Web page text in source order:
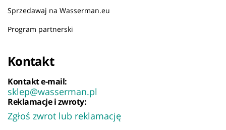
Sprzedawaj na Wasserman.eu
Program partnerski
Kontakt
Kontakt e-mail:
sklep@wasserman.pl
Reklamacje i zwroty:
Zgłoś zwrot lub reklamację